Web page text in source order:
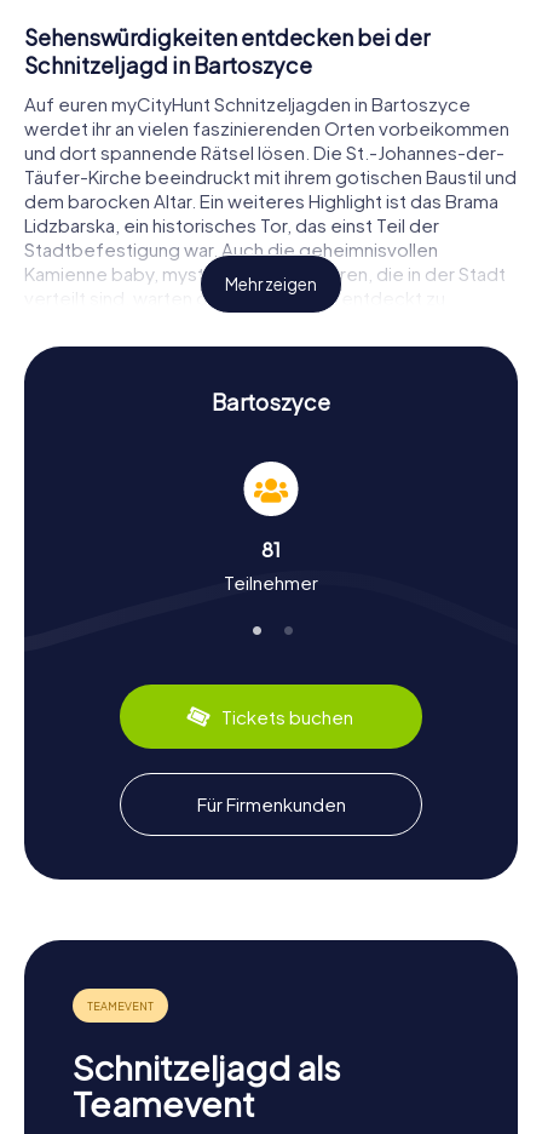
Sehenswürdigkeiten entdecken bei der
Schnitzeljagd in Bartoszyce
Auf euren myCityHunt Schnitzeljagden in Bartoszyce
werdet ihr an vielen faszinierenden Orten vorbeikommen
und dort spannende Rätsel lösen. Die St.-Johannes-der-
Täufer-Kirche beeindruckt mit ihrem gotischen Baustil und
dem barocken Altar. Ein weiteres Highlight ist das Brama
Lidzbarska, ein historisches Tor, das einst Teil der
Stadtbefestigung war. Auch die geheimnisvollen
Kamienne baby, mysteriöse Steinfiguren, die in der Stadt
verteilt sind, warten darauf, von euch entdeckt zu
über die Geschichte und Bedeutung der jeweiligen
Sehenswürdigkeit zu erfahren.
Geschichte und Kultur bei der Schnitzeljagd in
Die myCityHunt Schnitzeljagden in Bartoszyce sind nicht
nur ein Abenteuer, sondern auch eine Gelegenheit, in die
Bartoszyce, einst Bartenstein genannt, hat eine bewegte
Vergangenheit. Die Stadt wurde im 13. Jahrhundert
Deutschen Ordens. Wusstet ihr, dass der Bartensteiner
geschlossen wurde? Bei unseren Schnitzeljagden erfahrt
ihr solche spannenden historischen Fakten und noch
vieles mehr.
Kulinarisch hat Bartoszyce ebenfalls einiges zu bieten.
Probiert die regionale Spezialität, die Pierogi, gefüllte
Teigtaschen, die in vielen Variationen angeboten werden.
Sie sind der perfekte Snack für zwischendurch, während
ihr die Stadt erkundet.
unvergessliches Erlebnis
Nach der Schnitzeljagd in Bartoszyce könnt ihr die
Umgebung weiter erkunden oder euch in einem der
entspannen. Die Stadt bietet eine Vielzahl an Aktivitäten
und Sehenswürdigkeiten, die euren Aufenthalt
unvergesslich machen. Egal, ob ihr euch für Geschichte,
Mehr zeigen
Bartoszyce
81
Teilnehmer
Tickets buchen
Für Firmenkunden
Schnitzeljagd als
Teamevent